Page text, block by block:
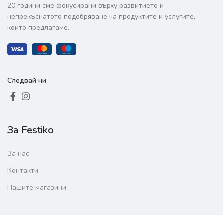
20 години сме фокусирани върху развитието и
непрекъснатото подобряване на продуктите и услугите,
които предлагаме.
Следвай ни
За Festiko
За нас
Контакти
Нашите магазини